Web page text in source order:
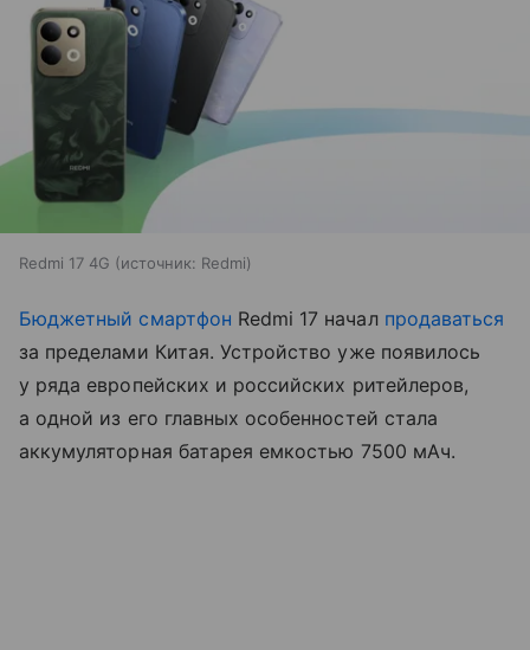
Redmi 17 4G источник: Redmi
Бюджетный смартфон Redmi 17 начал продаваться
за пределами Китая. Устройство уже появилось
у ряда европейских и российских ритейлеров,
а одной из его главных особенностей стала
аккумуляторная батарея емкостью 7500 мАч.